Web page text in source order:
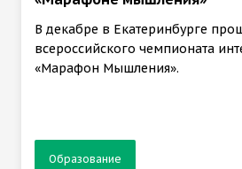
В декабре в Екатеринбурге
всероссийского чемпионата
«Марафон Мышления».
Образование